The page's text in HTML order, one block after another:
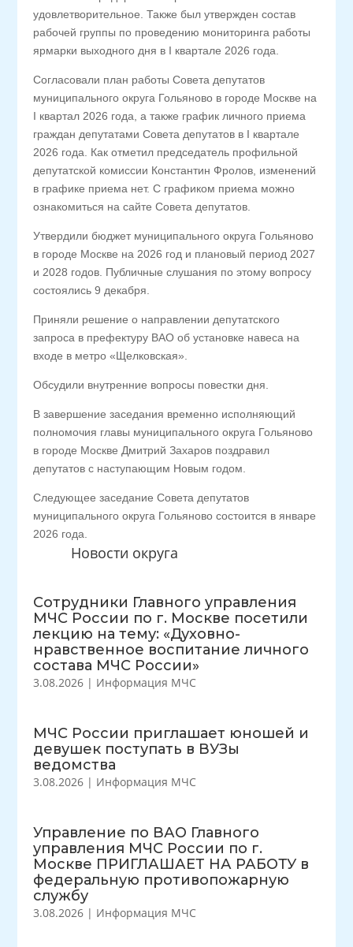
Новости округа
Сотрудники Главного управления
МЧС России по г. Москве посетили
лекцию на тему: «Духовно-
нравственное воспитание личного
состава МЧС России»
3.08.2026 | Информация МЧС
МЧС России приглашает юношей и
девушек поступать в ВУЗы
ведомства
3.08.2026 | Информация МЧС
Управление по ВАО Главного
управления МЧС России по г.
Москве ПРИГЛАШАЕТ НА РАБОТУ в
федеральную противопожарную
службу
3.08.2026 | Информация МЧС
удовлетворительное. Также был утвержден состав
рабочей группы по проведению мониторинга работы
ярмарки выходного дня в Ӏ квартале 2026 года.
Согласовали план работы Совета депутатов
муниципального округа Гольяново в городе Москве на
Ӏ квартал 2026 года, а также график личного приема
граждан депутатами Совета депутатов в I квартале
2026 года. Как отметил председатель профильной
депутатской комиссии Константин Фролов, изменений
в графике приема нет. С графиком приема можно
ознакомиться на сайте Совета депутатов.
Утвердили бюджет муниципального округа Гольяново
в городе Москве на 2026 год и плановый период 2027
и 2028 годов. Публичные слушания по этому вопросу
состоялись 9 декабря.
Приняли решение о направлении депутатского
запроса в префектуру ВАО об установке навеса на
входе в метро «Щелковская».
Обсудили внутренние вопросы повестки дня.
В завершение заседания временно исполняющий
полномочия главы муниципального округа Гольяново
в городе Москве Дмитрий Захаров поздравил
депутатов с наступающим Новым годом.
Следующее заседание Совета депутатов
муниципального округа Гольяново состоится в январе
2026 года.